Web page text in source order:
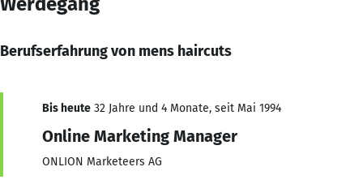
Berufserfahrung von mens haircuts
Bis heute 32 Jahre und 4 Monate, seit Mai 1994
Online Marketing Manager
ONLION Marketeers AG